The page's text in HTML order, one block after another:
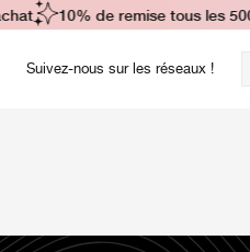
Suivez-nous sur les réseaux !
10% de remise tous les